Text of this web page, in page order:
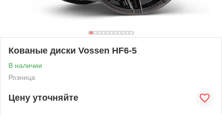
Кованые диски Vossen HF6-5
В наличии
Розница
Цену уточняйте